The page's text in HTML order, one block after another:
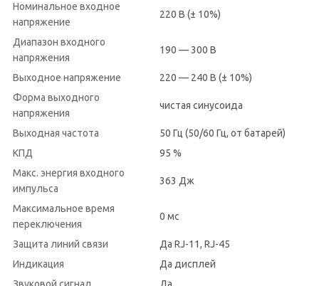
Номинальное входное
напряжение
220 В (± 10%)
Диапазон входного
напряжения
190 — 300 В
Выходное напряжение
220 — 240 В (± 10%)
Форма выходного
напряжения
чистая синусоида
Выходная частота
50 Гц (50/60 Гц, от батарей)
КПД
95 %
Макс. энергия входного
импульса
363 Дж
Максимальное время
переключения
0 мс
Защита линий связи
Да RJ-11, RJ-45
Индикация
Да дисплей